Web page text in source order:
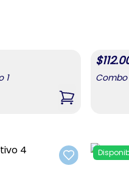
2
1
,Combo Festivo
$
Combo
Add to